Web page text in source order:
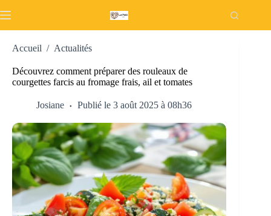
au
Accueil / Actualités
Découvrez comment préparer des rouleaux de
courgettes farcis au fromage frais, ail et tomates
Josiane Publié le 3 août 2025 à 08h36